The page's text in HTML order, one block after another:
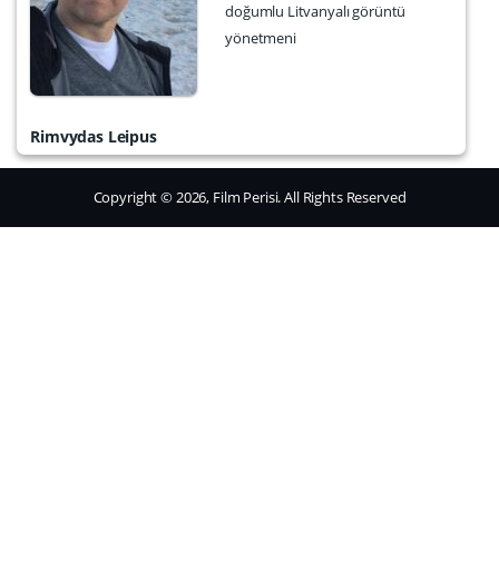
doğumlu Litvanyalı görüntü
yönetmeni
Rimvydas Leipus
Copyright © 2026, Film Perisi. All Rights Reserved